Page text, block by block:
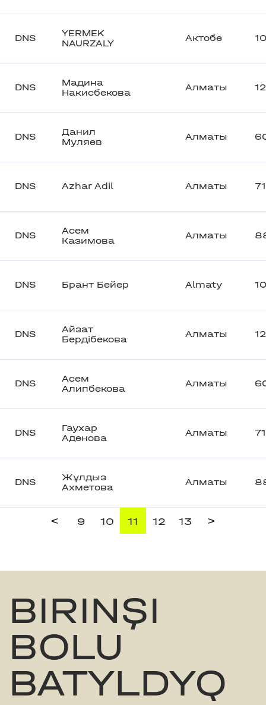
DNS
YERMEK
NAURZALY
Актобе
DNS
Мадина
Накисбекова
Алматы
DNS
Данил
Муляев
Алматы
DNS Azhar Adil Алматы
DNS
Асем
Казимова
Алматы
DNS Брант Бейер Almaty
DNS
Айзат
Бердібекова
Алматы
DNS
Асем
Алипбекова
Алматы
DNS
Гаухар
Аденова
Алматы
DNS
Жұлдыз
Ахметова
Алматы
< 9 10 11 12 13 >
BIRINŞI
BOLU
BATYLDYQ